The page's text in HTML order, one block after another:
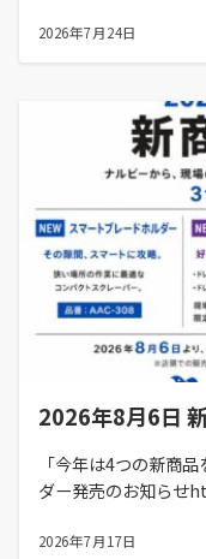
2026年7月24日
2026年8月6日
「今年は4つの新商
ダー発売のお知らせ
2026年7月17日